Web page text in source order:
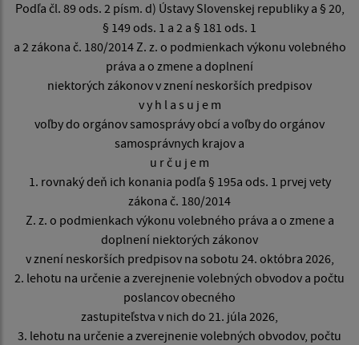
Podľa čl. 89 ods. 2 písm. d) Ústavy Slovenskej republiky a § 20,
§ 149 ods. 1 a 2 a § 181 ods. 1
a 2 zákona č. 180/2014 Z. z. o podmienkach výkonu volebného
práva a o zmene a doplnení
niektorých zákonov v znení neskorších predpisov
v y h l a s u j e m
voľby do orgánov samosprávy obcí a voľby do orgánov
samosprávnych krajov a
u r č u j e m
1. rovnaký deň ich konania podľa § 195a ods. 1 prvej vety
zákona č. 180/2014
Z. z. o podmienkach výkonu volebného práva a o zmene a
doplnení niektorých zákonov
v znení neskorších predpisov na sobotu 24. októbra 2026,
2. lehotu na určenie a zverejnenie volebných obvodov a počtu
poslancov obecného
zastupiteľstva v nich do 21. júla 2026,
3. lehotu na určenie a zverejnenie volebných obvodov, počtu